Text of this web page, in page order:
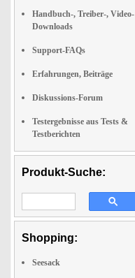
Handbuch-, Treiber-, Video-
Downloads
Support-FAQs
Erfahrungen, Beiträge
Diskussions-Forum
Testergebnisse aus Tests &
Testberichten
Produkt-Suche:
Shopping:
Seesack